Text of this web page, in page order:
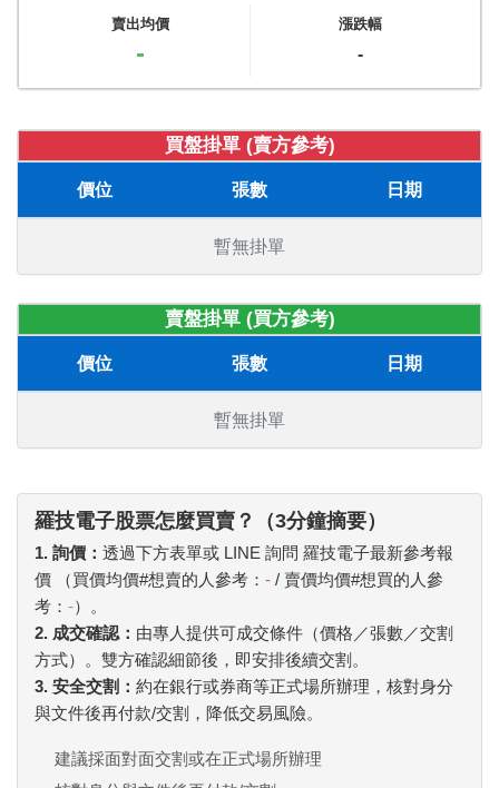
賣出均價
-
漲跌幅
-
買盤掛單 (賣方參考)
價位 張數 日期
暫無掛單
賣盤掛單 (買方參考)
價位 張數 日期
暫無掛單
羅技電子股票怎麼買賣？（3分鐘摘要）
1. 詢價： 透過下方表單或 LINE 詢問 羅技電子最新參考報
價 （買價均價#想賣的人參考： - / 賣價均價#想買的人參
考： -）。
2. 成交確認： 由專人提供可成交條件（價格／張數／交割
方式）。雙方確認細節後，即安排後續交割。
3. 安全交割： 約在銀行或券商等正式場所辦理，核對身分
與文件後再付款/交割，降低交易風險。
建議採面對面交割或在正式場所辦理